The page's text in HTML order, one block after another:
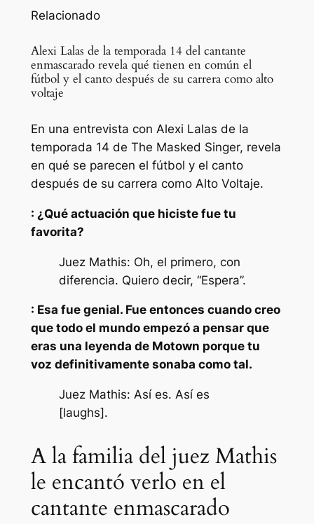
Relacionado
Alexi Lalas de la temporada 14 del cantante
enmascarado revela qué tienen en común el
fútbol y el canto después de su carrera como alto
voltaje
En una entrevista con Alexi Lalas de la
temporada 14 de The Masked Singer, revela
en qué se parecen el fútbol y el canto
después de su carrera como Alto Voltaje.
: ¿Qué actuación que hiciste fue tu
favorita?
Juez Mathis: Oh, el primero, con
diferencia. Quiero decir, “Espera”.
: Esa fue genial. Fue entonces cuando creo
que todo el mundo empezó a pensar que
eras una leyenda de Motown porque tu
voz definitivamente sonaba como tal.
Juez Mathis: Así es. Así es
[laughs].
A la familia del juez Mathis
le encantó verlo en el
cantante enmascarado